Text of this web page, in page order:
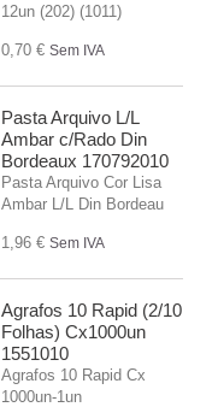
12un (202) (1011)
0,70 € Sem IVA
Pasta Arquivo L/L
Ambar c/Rado Din
Bordeaux 170792010
Pasta Arquivo Cor Lisa
Ambar L/L Din Bordeau
1,96 € Sem IVA
Agrafos 10 Rapid (2/10
Folhas) Cx1000un
1551010
Agrafos 10 Rapid Cx
1000un-1un